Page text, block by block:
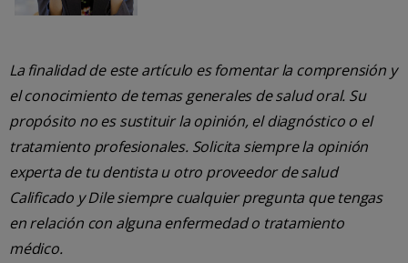
La finalidad de este artículo es fomentar la comprensión y
el conocimiento de temas generales de salud oral. Su
propósito no es sustituir la opinión, el diagnóstico o el
tratamiento profesionales. Solicita siempre la opinión
experta de tu dentista u otro proveedor de salud
Calificado y Dile siempre cualquier pregunta que tengas
en relación con alguna enfermedad o tratamiento
médico.